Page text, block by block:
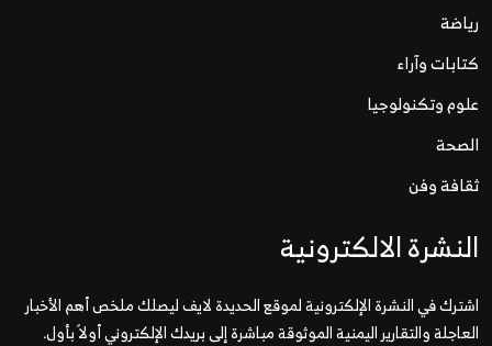
رياضة
كتابات وآراء
علوم وتكنولوجيا
الصحة
ثقافة وفن
النشرة الالكترونية
اشترك في النشرة الإلكترونية لموقع الحديدة لايف ليصلك ملخص أهم الأخبار
العاجلة والتقارير اليمنية الموثوقة مباشرة إلى بريدك الإلكتروني أولاً بأول.